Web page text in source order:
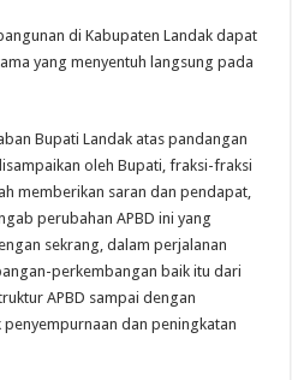
di Kabupaten Landak dapat
yang menyentuh langsung pada
Bupati Landak atas pandangan
oleh Bupati, fraksi-fraksi
memberikan saran dan pendapat,
perubahan APBD ini yang
sekrang, dalam perjalanan
perkembangan baik itu dari
APBD sampai dengan
dan peningkatan